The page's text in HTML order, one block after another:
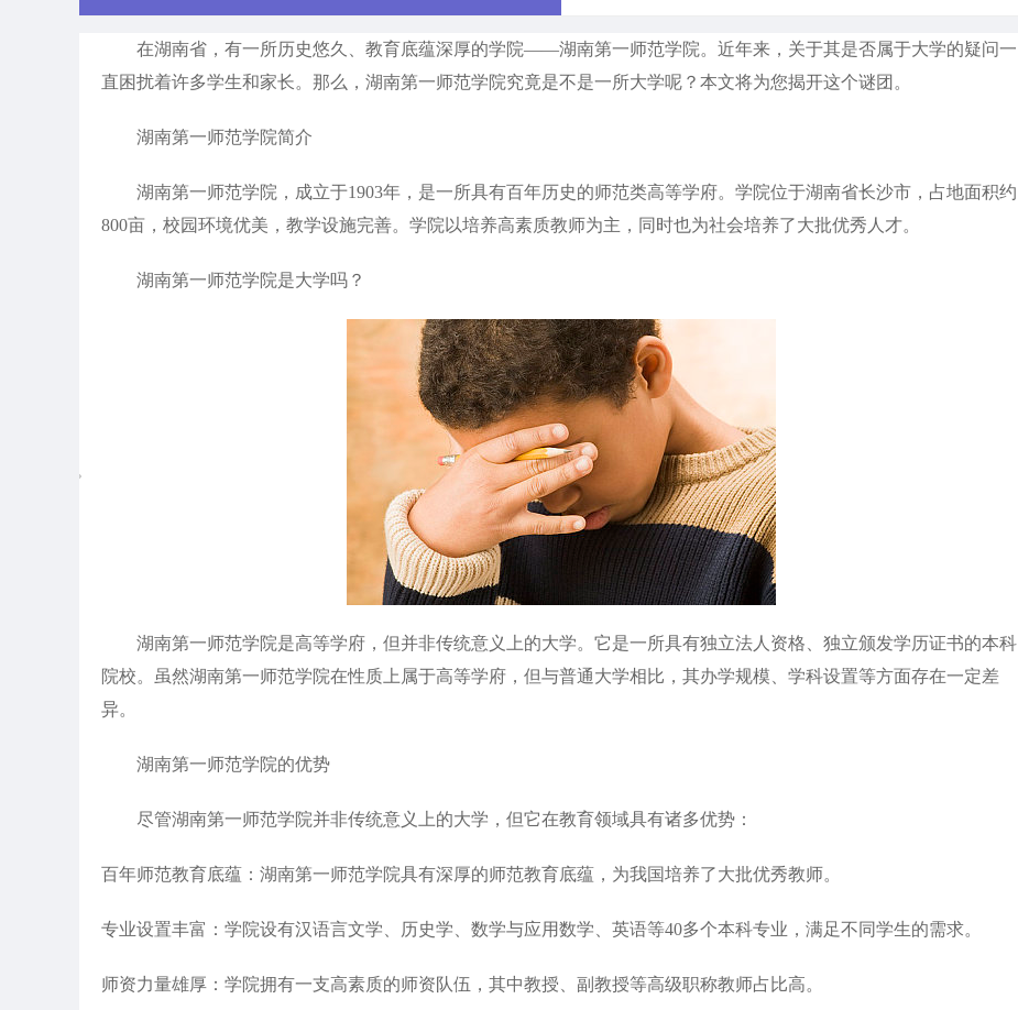
在湖南省，有一所历史悠久、教育底蕴深厚的学院——湖南第一师范学院。近年来，关于其是否属于大学的疑问一
直困扰着许多学生和家长。那么，湖南第一师范学院究竟是不是一所大学呢？本文将为您揭开这个谜团。
湖南第一师范学院简介
湖南第一师范学院，成立于1903年，是一所具有百年历史的师范类高等学府。学院位于湖南省长沙市，占地面积约
800亩，校园环境优美，教学设施完善。学院以培养高素质教师为主，同时也为社会培养了大批优秀人才。
湖南第一师范学院是大学吗？
湖南第一师范学院是高等学府，但并非传统意义上的大学。它是一所具有独立法人资格、独立颁发学历证书的本科
院校。虽然湖南第一师范学院在性质上属于高等学府，但与普通大学相比，其办学规模、学科设置等方面存在一定差
异。
湖南第一师范学院的优势
尽管湖南第一师范学院并非传统意义上的大学，但它在教育领域具有诸多优势：
百年师范教育底蕴：湖南第一师范学院具有深厚的师范教育底蕴，为我国培养了大批优秀教师。
专业设置丰富：学院设有汉语言文学、历史学、数学与应用数学、英语等40多个本科专业，满足不同学生的需求。
师资力量雄厚：学院拥有一支高素质的师资队伍，其中教授、副教授等高级职称教师占比高。